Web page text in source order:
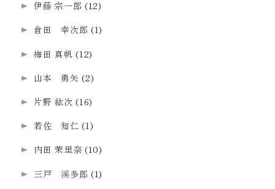
伊藤 宗一郎 (12)
倉田 幸次郎 (1)
梅田 真帆 (12)
山本 勇矢 (2)
片野 紘次 (16)
若佐 知仁 (1)
内田 茉里奈 (10)
三戸 渓多郎 (1)